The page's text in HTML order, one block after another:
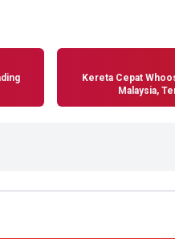
Kereta Cepat
Malaysia,